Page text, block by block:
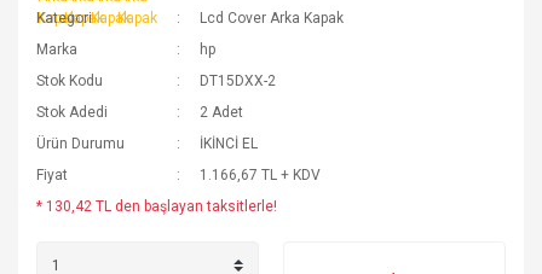
Kategori
Lcd Cover Arka Kapak
Marka
hp
Stok Kodu
DT15DXX-2
Stok Adedi
2 Adet
Ürün Durumu
İKİNCİ EL
Fiyat
1.166,67 TL + KDV
* 130,42 TL den başlayan taksitlerle!